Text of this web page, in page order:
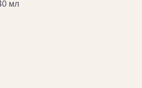
мл